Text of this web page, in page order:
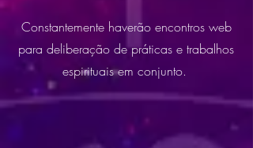
Constantemente haverão encontros web
para deliberação de práticas e trabalhos
espirituais em conjunto.